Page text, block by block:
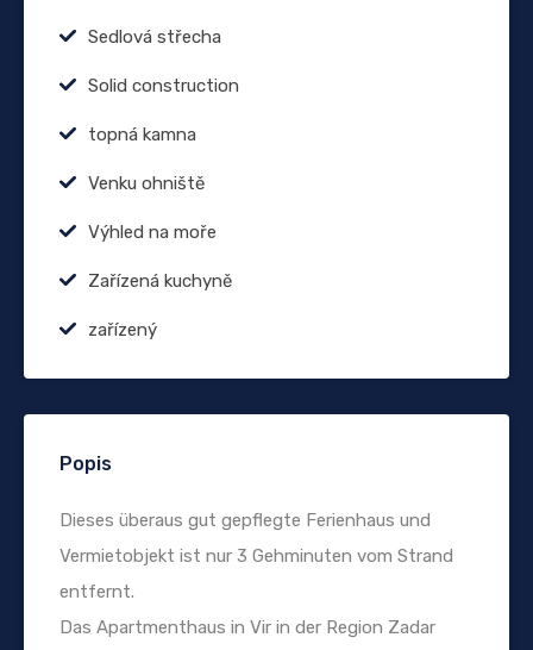
Sedlová střecha
Solid construction
topná kamna
Venku ohniště
Výhled na moře
Zařízená kuchyně
zařízený
Popis
Dieses überaus gut gepflegte Ferienhaus und
Vermietobjekt ist nur 3 Gehminuten vom Strand
entfernt.
Das Apartmenthaus in Vir in der Region Zadar